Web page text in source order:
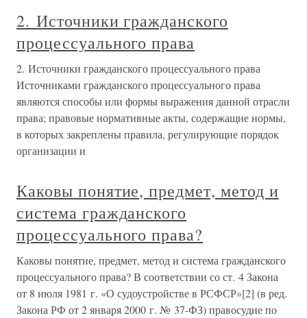
2. Источники гражданского
процессуального права
2. Источники гражданского процессуального права
Источниками гражданского процессуального права
являются способы или формы выражения данной отрасли
права; правовые нормативные акты, содержащие нормы,
в которых закреплены правила, регулирующие порядок
организации и
Каковы понятие, предмет, метод и
система гражданского
процессуального права?
Каковы понятие, предмет, метод и система гражданского
процессуального права? В соответствии со ст. 4 Закона
от 8 июля 1981 г. «О судоустройстве в РСФСР»[2] (в ред.
Закона РФ от 2 января 2000 г. № 37-ФЗ) правосудие по